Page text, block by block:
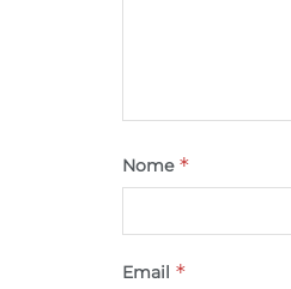
Nome *
Email *